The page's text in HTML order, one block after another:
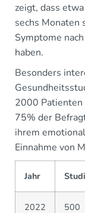
zeigt, dass
sechs Monaten
Symptome
haben.
Besonders
2000
75% der
ihrem
Einnahme von
Jahr
2022 500